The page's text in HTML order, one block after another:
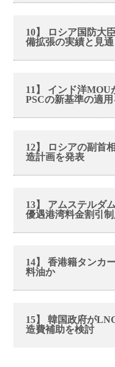
10】 ロシア国防大
備拡張の実績と見
11】 インド洋MOU
PSCの新基準の適
12】 ロシアの副首
造計画を発表
13】 アムステルダ
優遇港湾料金割引
14】 香港籍タンカ
料油か
15】 韓国政府が
造費補助を検討